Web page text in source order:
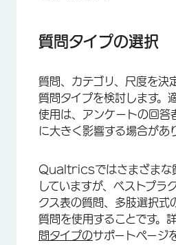
質問タイプの選択
質問、カテゴリ、尺度を決
質問タイプを検討します。
使用は、アンケートの回答
に大きく影響する場合があ
Qualtricsではさまざまな
していますが、ベストプラ
クス表の質問、多肢選択式
質問を使用することです。
問タイプのサポートページ